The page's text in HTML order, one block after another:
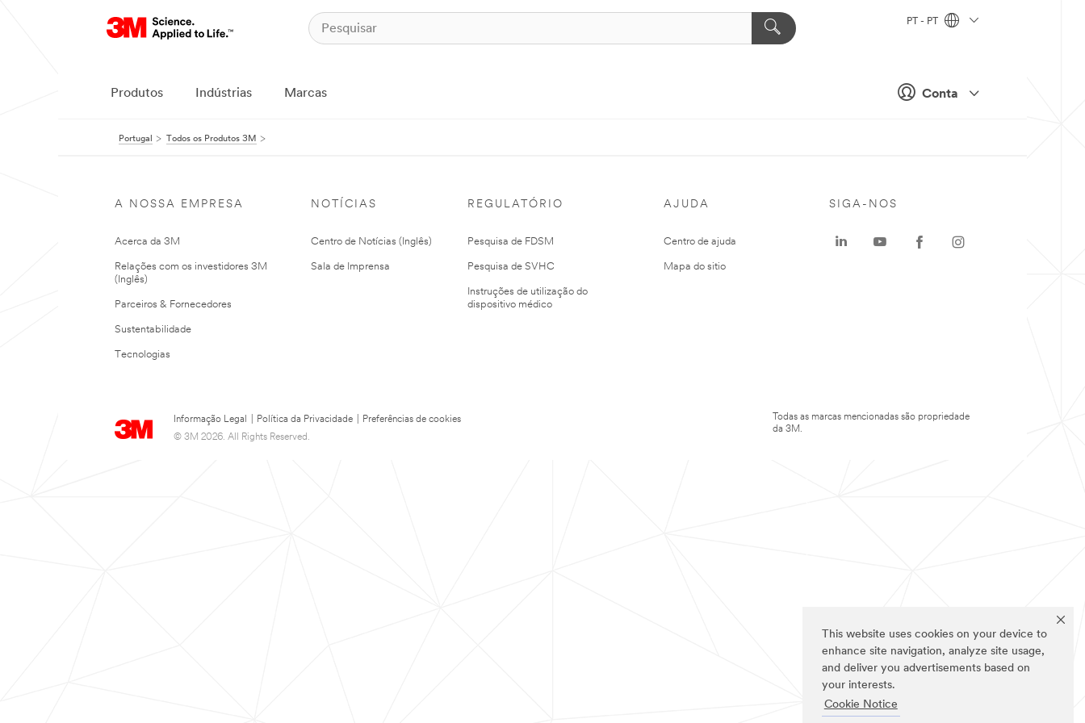
This website uses cookies on your device to
enhance site navigation, analyze site usage,
and deliver you advertisements based on
your interests.
Cookie Notice
Conta
PT - PT
Produtos Indústrias Marcas
Portugal Todos os Produtos 3M
A NOSSA EMPRESA
Acerca da 3M
Relações com os investidores 3M
(Inglês)
Parceiros & Fornecedores
Sustentabilidade
Tecnologias
NOTÍCIAS
Centro de Notícias (Inglês)
Sala de Imprensa
REGULATÓRIO
Pesquisa de FDSM
Pesquisa de SVHC
Instruções de utilização do
dispositivo médico
AJUDA
Centro de ajuda
Mapa do sitio
Informação Legal Política da Privacidade
Preferências de cookies
© 3M 2026. All Rights Reserved.
SIGA-NOS
Todas as marcas mencionadas são propriedade
da 3M.